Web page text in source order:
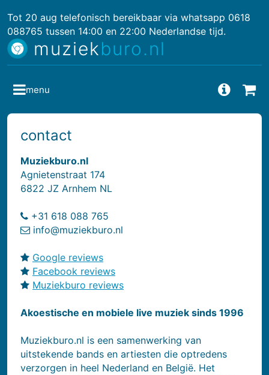
Tot 20 aug telefonisch bereikbaar via whatsapp 0618
088765 tussen 14:00 en 22:00 Nederlandse tijd.
muziekburo.nl
contact
Muziekburo.nl
Agnietenstraat 174
6822 JZ Arnhem NL
+31 618 088 765
info@muziekburo.nl
Google reviews
Facebook reviews
Muziekburo reviews
Akoestische en mobiele live muziek sinds 1996
Muziekburo.nl is een samenwerking van
uitstekende bands en artiesten die optredens
verzorgen in heel Nederland en België. Het
menu